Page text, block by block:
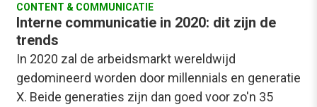
CONTENT & COMMUNICATIE
Interne communicatie in 2020: dit zijn de
trends
In 2020 zal de arbeidsmarkt wereldwijd
gedomineerd worden door millennials en generatie
X. Beide generaties zijn dan goed voor zo'n 35